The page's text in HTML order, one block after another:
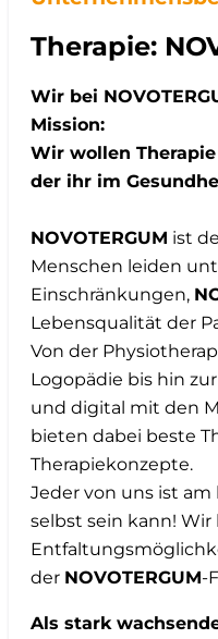
Therapie:
Wir bei
Mission:
Wir wollen
der ihr im
NOVOTERGUM ist
Menschen leiden
Einschränkungen,
Lebensqualität der
Von der
Logopädie bis hin
und digital mit den
bieten dabei beste
Therapiekonzepte.
Jeder von uns ist
selbst sein kann!
der NOVOTERGUM-
Als stark